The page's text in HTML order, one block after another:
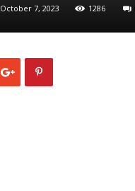
October 7, 2023 1286